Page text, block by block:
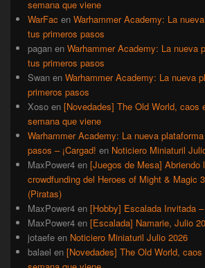
semana que viene
WarFac en Warhammer Academy: La
tus primeros pasos
pagan en Warhammer Academy: La nueva
tus primeros pasos
Swan en Warhammer Academy: La nueva
primeros pasos
Xoso en [Novedades] The Old World, caos
semana que viene
Warhammer Academy: La nueva
pasos – ¡Cargad! en Noticiero Miniaturil
MaxPower4 en [Juegos de Mesa] Abriendo
crowdfunding del Heroes of Might & Magic
(Piratas)
MaxPower4 en [Hobby] Escalada Invitada
MaxPower4 en [Escalada] Namarie, Julio
jotaefe en Noticiero Miniaturil Julio 2026
balael en [Novedades] The Old World,